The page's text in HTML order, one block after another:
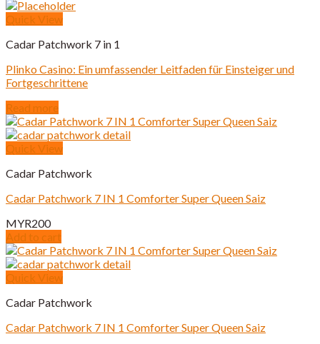
Quick View
Cadar Patchwork 7 in 1
Plinko Casino: Ein umfassender Leitfaden für Einsteiger und
Fortgeschrittene
Read more
Quick View
Cadar Patchwork
Cadar Patchwork 7 IN 1 Comforter Super Queen Saiz
MYR200
Add to cart
Quick View
Cadar Patchwork
Cadar Patchwork 7 IN 1 Comforter Super Queen Saiz